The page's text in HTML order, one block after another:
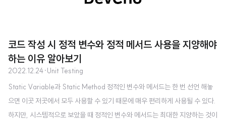
코드 작성 시 정적 변수와 정적 메서드 사용을 지양해야
하는 이유 알아보기
2022.12.24·Unit Testing
Static Variable과 Static Method 정적인 변수와 메서드는 한 번 선언 해놓
으면 이곳 저곳에서 모두 사용할 수 있기 때문에 매우 편리하게 사용될 수 있다.
하지만, 시스템적으로 보았을 때 정적인 변수와 메서드는 최대한 지양하는 것이